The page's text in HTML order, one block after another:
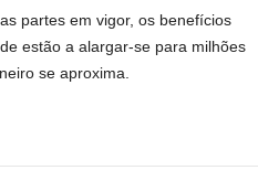
partes em vigor, os benefícios
estão a alargar-se para milhões
se aproxima.